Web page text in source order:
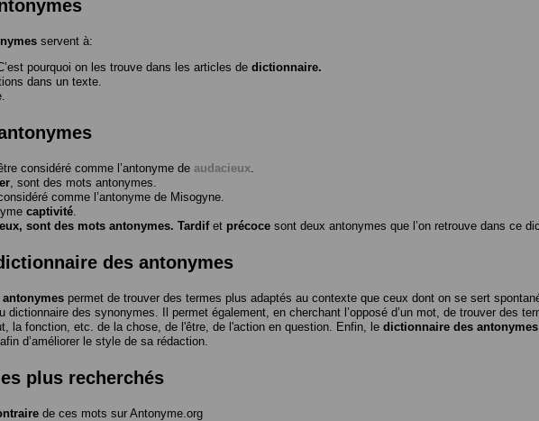
servent à:
pourquoi on les trouve dans les articles de dictionnaire.
dans un texte.
considéré comme l’antonyme de audacieux
, sont des mots antonymes.
comme l’antonyme de Misogyne
captivité
, sont des mots antonymes. Tardifet précoce sont deux antonymes que l’on retrouve dans ce
des antonymes
permet de trouver des termes plus adaptés au contexte que ceux dont on se sert
dictionnaire des synonymes. Il permet également, en cherchant l’opposé d’un mot, de trouver des
la fonction, etc. de la chose, de l'être, de l'action en question. Enfin, le dictionnaire des antonymes
d’améliorer le style de sa rédaction.
plus recherchés
de ces mots sur Antonyme.org